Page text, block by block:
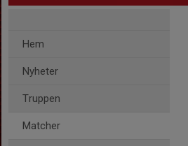
Hem
Nyheter
Truppen
Matcher